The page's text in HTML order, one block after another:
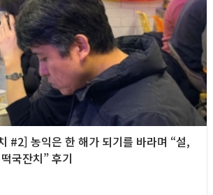
#2] 농익은 한 해가 되기를 바라며 “설,
국잔치” 후기